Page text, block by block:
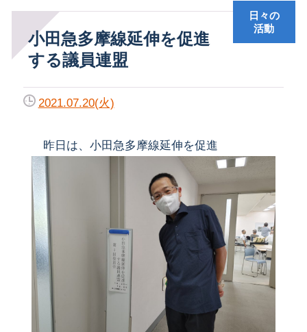
小田急多摩線延伸を促進
する議員連盟
日々の
活動
2021.07.20(火)
昨日は、小田急多摩線延伸を促進